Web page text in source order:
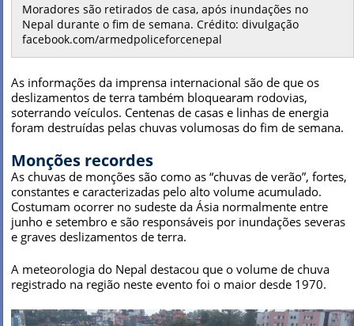
Moradores são retirados de casa, após inundações no
Nepal durante o fim de semana. Crédito: divulgação
facebook.com/armedpoliceforcenepal
As informações da imprensa internacional são de que os
deslizamentos de terra também bloquearam rodovias,
soterrando veículos. Centenas de casas e linhas de energia
foram destruídas pelas chuvas volumosas do fim de semana.
Monções recordes
As chuvas de monções são como as “chuvas de verão”, fortes,
constantes e caracterizadas pelo alto volume acumulado.
Costumam ocorrer no sudeste da Ásia normalmente entre
junho e setembro e são responsáveis por inundações severas
e graves deslizamentos de terra.
A meteorologia do Nepal destacou que o volume de chuva
registrado na região neste evento foi o maior desde 1970.